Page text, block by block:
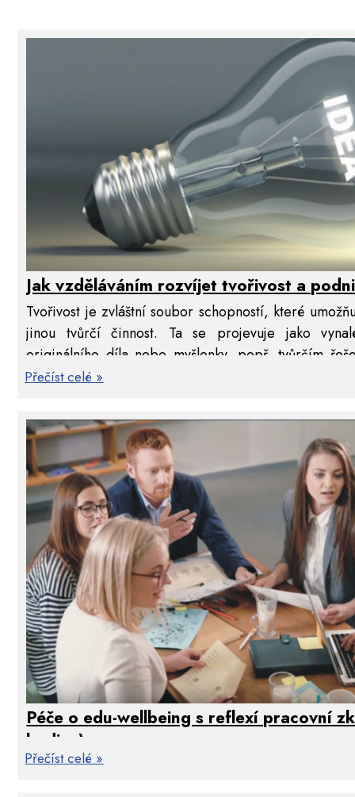
Jak vzděláváním rozvíjet tvořivost a
Tvořivost je zvláštní soubor schopností, které
jinou tvůrčí činnost. Ta se projevuje jako
originálního díla nebo myšlenky, popř. tvůrčím
vzdělání a tvořivost neodmyslitelně patří. V
místo v lidské společnosti.
Prezenční forma 2x 5 hodin. Akreditace MŠMT:
Přečíst celé »
Péče o edu-wellbeing s reflexí pracovní
hodiny)
Wellbeing je komplexita faktorů, opatření,
Přečíst celé »